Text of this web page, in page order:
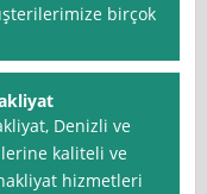
birçok
Denizli ve
kaliteli ve
hizmetleri